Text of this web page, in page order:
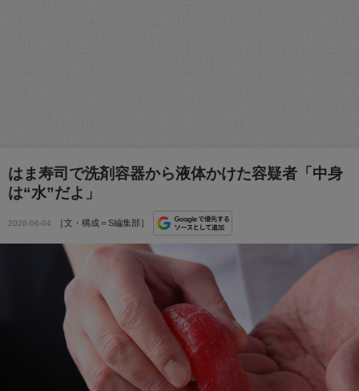
はま寿司で洗剤容器から液体かけた容疑者「中身
は“水”だよ」
2026-06-04 ［文・構成＝S編集部］